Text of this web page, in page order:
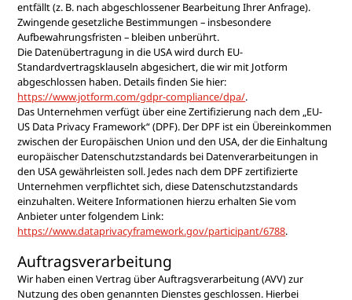
entfällt (z. B. nach abgeschlossener Bearbeitung Ihrer Anfrage).
Zwingende gesetzliche Bestimmungen – insbesondere
Aufbewahrungsfristen – bleiben unberührt.
Die Datenübertragung in die USA wird durch EU-
Standardvertragsklauseln abgesichert, die wir mit Jotform
abgeschlossen haben. Details finden Sie hier:
https://www.jotform.com/gdpr-compliance/dpa/.
Das Unternehmen verfügt über eine Zertifizierung nach dem „EU-
US Data Privacy Framework“ (DPF). Der DPF ist ein Übereinkommen
zwischen der Europäischen Union und den USA, der die Einhaltung
europäischer Datenschutzstandards bei Datenverarbeitungen in
den USA gewährleisten soll. Jedes nach dem DPF zertifizierte
Unternehmen verpflichtet sich, diese Datenschutzstandards
einzuhalten. Weitere Informationen hierzu erhalten Sie vom
Anbieter unter folgendem Link:
https://www.dataprivacyframework.gov/participant/6788.
Auftragsverarbeitung
Wir haben einen Vertrag über Auftragsverarbeitung (AVV) zur
Nutzung des oben genannten Dienstes geschlossen. Hierbei